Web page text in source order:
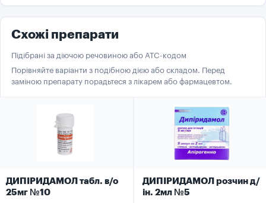
Схожі препарати
Підібрані за діючою речовиною або ATC-кодом
Порівняйте варіанти з подібною дією або складом. Перед
заміною препарату порадьтеся з лікарем або фармацевтом.
ДИПІРИДАМОЛ табл. в/о
25мг №10
ДИПІРИДАМОЛ розчин д/
ін. 2мл №5